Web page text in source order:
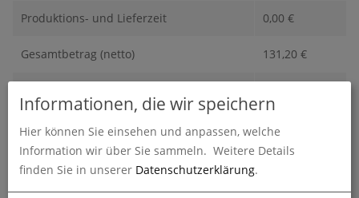
Produktions- und Lieferzeit 0,00 €
Gesamtbetrag (netto) 131,20 €
Gesamtbetrag (brutto) 156,12
Datenupload (min. 0 / max. 10)
Informationen, die wir speichern
Hier können Sie einsehen und anpassen, welche
Information wir über Sie sammeln. Weitere Details
finden Sie in unserer Datenschutzerklärung.